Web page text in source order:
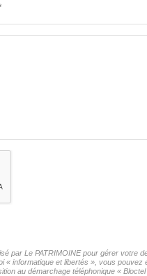
par Le PATRIMOINE pour gérer
informatique et libertés », vous
au démarchage téléphonique «